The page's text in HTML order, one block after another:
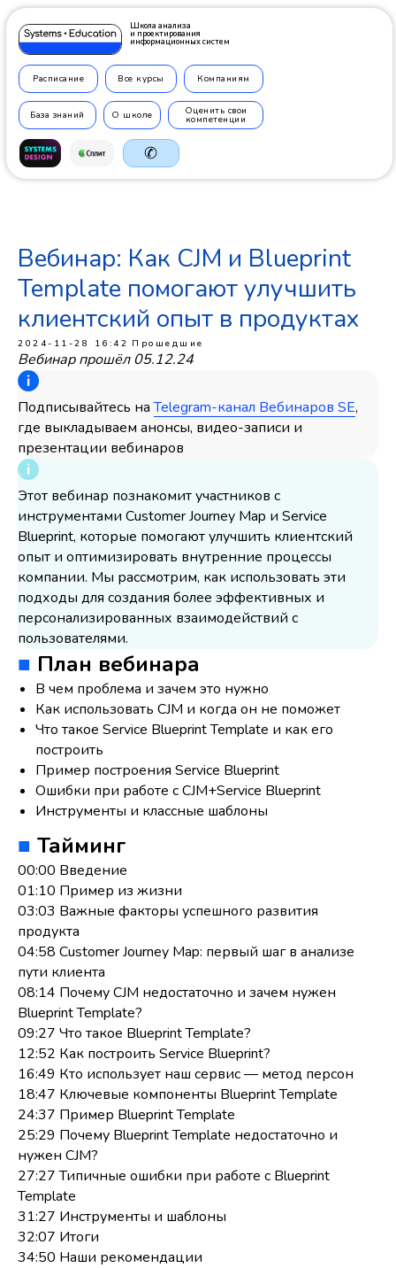
Школа анализа
и проектирования
информационных систем
+7 499
Расписание Все курсы Компаниям
Оценить свои
компетенции
База знаний О школе
✆
Вебинар: Как CJM и Blueprint
Template помогают улучшить
клиентский опыт в продуктах
2024-11-28 16:42 Прошедшие
Вебинар прошёл 05.12.24
Подписывайтесь наTelegram-канал Вебинаров SE,
где выкладываем анонсы, видео-записи и
презентации вебинаров
Этот вебинар познакомит участников с
инструментами Customer Journey Map и Service
Blueprint, которые помогают улучшить клиентский
опыт и оптимизировать внутренние процессы
компании. Мы рассмотрим, как использовать эти
подходы для создания более эффективных и
персонализированных взаимодействий с
пользователями.
■ План вебинара
В чем проблема и зачем это нужно
Как использовать CJM и когда он не поможет
Что такое Service Blueprint Template и как его
построить
Пример построения Service Blueprint
Ошибки при работе с CJM+Service Blueprint
Инструменты и классные шаблоны
■ Тайминг
00:00 Введение
01:10 Пример из жизни
03:03 Важные факторы успешного развития
продукта
04:58 Customer Journey Map: первый шаг в анализе
пути клиента
08:14 Почему CJM недостаточно и зачем нужен
Blueprint Template?
09:27 Что такое Blueprint Template?
12:52 Как построить Service Blueprint?
16:49 Кто использует наш сервис — метод персон
18:47 Ключевые компоненты Blueprint Template
24:37 Пример Blueprint Template
25:29 Почему Blueprint Template недостаточно и
нужен CJM?
27:27 Типичные ошибки при работе с Blueprint
Template
31:27 Инструменты и шаблоны
32:07 Итоги
34:50 Наши рекомендации